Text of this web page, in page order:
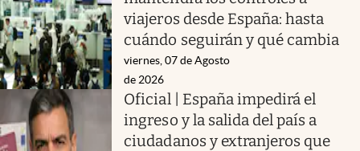
viajeros desde España: hasta
cuándo seguirán y qué cambia
viernes, 07 de Agosto
de 2026
Oficial | España impedirá el
ingreso y la salida del país a
ciudadanos y extranjeros que